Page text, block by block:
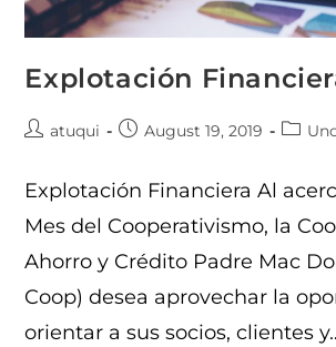
Explotación
atuqui August 19, 2019
Explotación Financiera Al
Mes del Cooperativismo, la
Ahorro y Crédito Padre Mac
Coop) desea aprovechar la
orientar a sus socios, clientes